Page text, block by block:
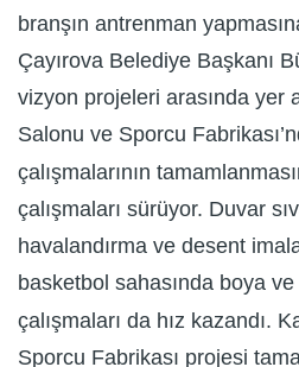
branşın antrenman
Çayırova Belediye Başkanı
vizyon projeleri arasında yer
Salonu ve Sporcu
çalışmalarının
çalışmaları sürüyor. Duvar
havalandırma ve desent
basketbol sahasında boya
çalışmaları da hız kazandı.
Sporcu Fabrikası projesi